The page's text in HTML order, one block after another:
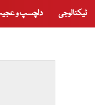
ٹیکنالوجی دلچسپ و